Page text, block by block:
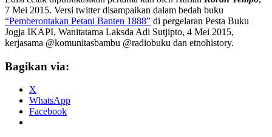
7 Mei 2015. Versi twitter disampaikan dalam bedah buku
“Pemberontakan Petani Banten 1888” di pergelaran Pesta Buku
Jogja IKAPI, Wanitatama Laksda Adi Sutjipto, 4 Mei 2015,
kerjasama @komunitasbambu @radiobuku dan etnohistory.
Bagikan via:
X
WhatsApp
Facebook